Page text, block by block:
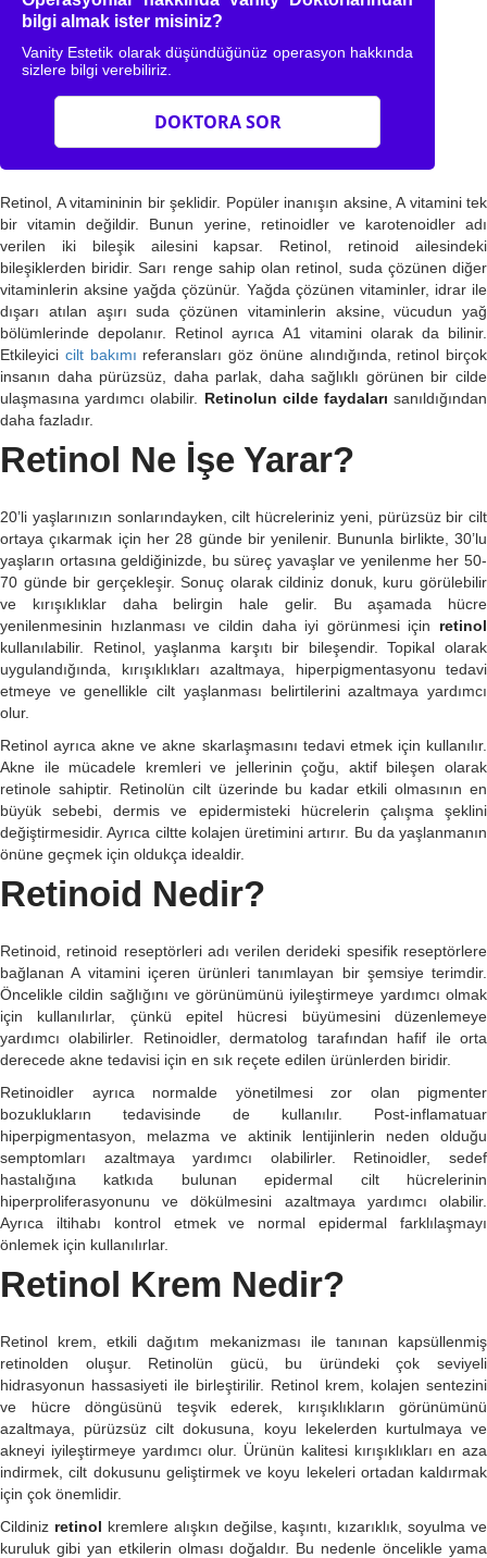
bilgi almak ister misiniz?
Vanity Estetik olarak düşündüğünüz operasyon hakkında
sizlere bilgi verebiliriz.
DOKTORA SOR
Retinol, A vitamininin bir şeklidir. Popüler inanışın aksine, A vitamini tek
bir vitamin değildir. Bunun yerine, retinoidler ve karotenoidler adı
verilen iki bileşik ailesini kapsar. Retinol, retinoid ailesindeki
bileşiklerden biridir. Sarı renge sahip olan retinol, suda çözünen diğer
vitaminlerin aksine yağda çözünür. Yağda çözünen vitaminler, idrar ile
dışarı atılan aşırı suda çözünen vitaminlerin aksine, vücudun yağ
bölümlerinde depolanır. Retinol ayrıca A1 vitamini olarak da bilinir.
Etkileyici cilt bakımı referansları göz önüne alındığında, retinol birçok
insanın daha pürüzsüz, daha parlak, daha sağlıklı görünen bir cilde
ulaşmasına yardımcı olabilir. Retinolun cilde faydaları sanıldığından
daha fazladır.
Retinol Ne İşe Yarar?
20’li yaşlarınızın sonlarındayken, cilt hücreleriniz yeni, pürüzsüz bir cilt
ortaya çıkarmak için her 28 günde bir yenilenir. Bununla birlikte, 30’lu
yaşların ortasına geldiğinizde, bu süreç yavaşlar ve yenilenme her 50-
70 günde bir gerçekleşir. Sonuç olarak cildiniz donuk, kuru görülebilir
ve kırışıklıklar daha belirgin hale gelir. Bu aşamada hücre
yenilenmesinin hızlanması ve cildin daha iyi görünmesi için retinol
kullanılabilir. Retinol, yaşlanma karşıtı bir bileşendir. Topikal olarak
uygulandığında, kırışıklıkları azaltmaya, hiperpigmentasyonu tedavi
etmeye ve genellikle cilt yaşlanması belirtilerini azaltmaya yardımcı
olur.
Retinol ayrıca akne ve akne skarlaşmasını tedavi etmek için kullanılır.
Akne ile mücadele kremleri ve jellerinin çoğu, aktif bileşen olarak
retinole sahiptir. Retinolün cilt üzerinde bu kadar etkili olmasının en
büyük sebebi, dermis ve epidermisteki hücrelerin çalışma şeklini
değiştirmesidir. Ayrıca ciltte kolajen üretimini artırır. Bu da yaşlanmanın
önüne geçmek için oldukça idealdir.
Retinoid Nedir?
Retinoid, retinoid reseptörleri adı verilen derideki spesifik reseptörlere
bağlanan A vitamini içeren ürünleri tanımlayan bir şemsiye terimdir.
Öncelikle cildin sağlığını ve görünümünü iyileştirmeye yardımcı olmak
için kullanılırlar, çünkü epitel hücresi büyümesini düzenlemeye
yardımcı olabilirler. Retinoidler, dermatolog tarafından hafif ile orta
derecede akne tedavisi için en sık reçete edilen ürünlerden biridir.
Retinoidler ayrıca normalde yönetilmesi zor olan pigmenter
bozuklukların tedavisinde de kullanılır. Post-inflamatuar
hiperpigmentasyon, melazma ve aktinik lentijinlerin neden olduğu
semptomları azaltmaya yardımcı olabilirler. Retinoidler, sedef
hastalığına katkıda bulunan epidermal cilt hücrelerinin
hiperproliferasyonunu ve dökülmesini azaltmaya yardımcı olabilir.
Ayrıca iltihabı kontrol etmek ve normal epidermal farklılaşmayı
önlemek için kullanılırlar.
Retinol Krem Nedir?
Retinol krem, etkili dağıtım mekanizması ile tanınan kapsüllenmiş
retinolden oluşur. Retinolün gücü, bu üründeki çok seviyeli
hidrasyonun hassasiyeti ile birleştirilir. Retinol krem, kolajen sentezini
ve hücre döngüsünü teşvik ederek, kırışıklıkların görünümünü
azaltmaya, pürüzsüz cilt dokusuna, koyu lekelerden kurtulmaya ve
akneyi iyileştirmeye yardımcı olur. Ürünün kalitesi kırışıklıkları en aza
indirmek, cilt dokusunu geliştirmek ve koyu lekeleri ortadan kaldırmak
için çok önemlidir.
Cildiniz retinol kremlere alışkın değilse, kaşıntı, kızarıklık, soyulma ve
kuruluk gibi yan etkilerin olması doğaldır. Bu nedenle öncelikle yama